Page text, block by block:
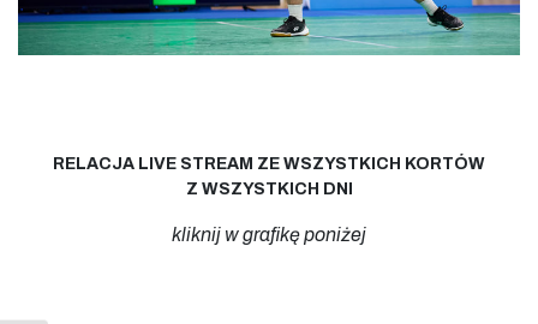
RELACJA LIVE STREAM ZE WSZYSTKICH KORTÓW
Z WSZYSTKICH DNI
kliknij w grafikę poniżej